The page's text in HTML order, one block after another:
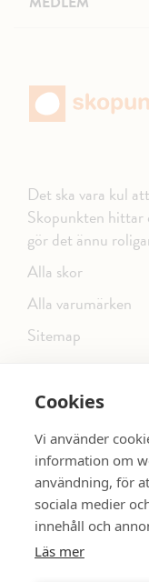
Cookies
Vi använder
information om
användning, för
sociala medier
innehåll och
Läs mer
Det ska vara kul
Skopunkten hittar
gör det ännu
Alla skor
Alla varumärken
Sitemap
FÖLJ OSS PÅ
SE MER SKOR: